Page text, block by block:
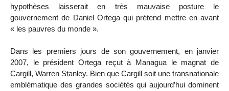
hypothèses laisserait en très mauvaise posture le
gouvernement de Daniel Ortega qui prétend mettre en avant
« les pauvres du monde ».
Dans les premiers jours de son gouvernement, en janvier
2007, le président Ortega reçut à Managua le magnat de
Cargill, Warren Stanley. Bien que Cargill soit une transnationale
emblématique des grandes sociétés qui aujourd’hui dominent